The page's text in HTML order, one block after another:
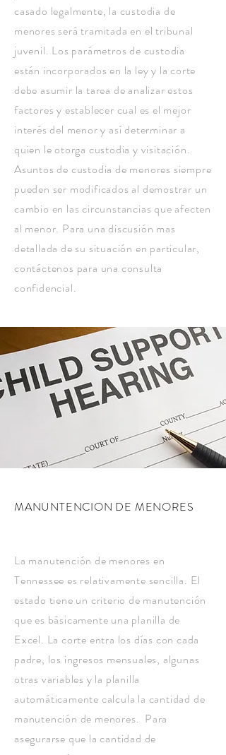
casado legalmente, la custodia de
menores será tramitada en el tribunal
juvenil. Los parámetros de custodia
están incorporados en la ley y la corte
debe asumir la tarea de analizar estos
factores y establecer cual es el mejor
interés del menor y así determinar a
quien le otorga custodia y visitación.
Asuntos de custodia de menores siempre
pueden ser modificados al demostrar un
cambio en las circunstancias que afecten
al menor. Para una discusión mas
detallada de su situación en particular,
contáctenos para una consulta
confidencial.
MANUNTENCION DE MENORES
La manutención de menores en
Tennessee es relativamente sencilla. El
estado tiene un criterio de manutención
que es básicamente una planilla de
Excel. La corte entra los días con cada
padre, los ingresos mensuales, algunas
otras variables y la planilla
automáticamente calcula la cantidad de
manutención de menores. Para
asegurarse que la cantidad de